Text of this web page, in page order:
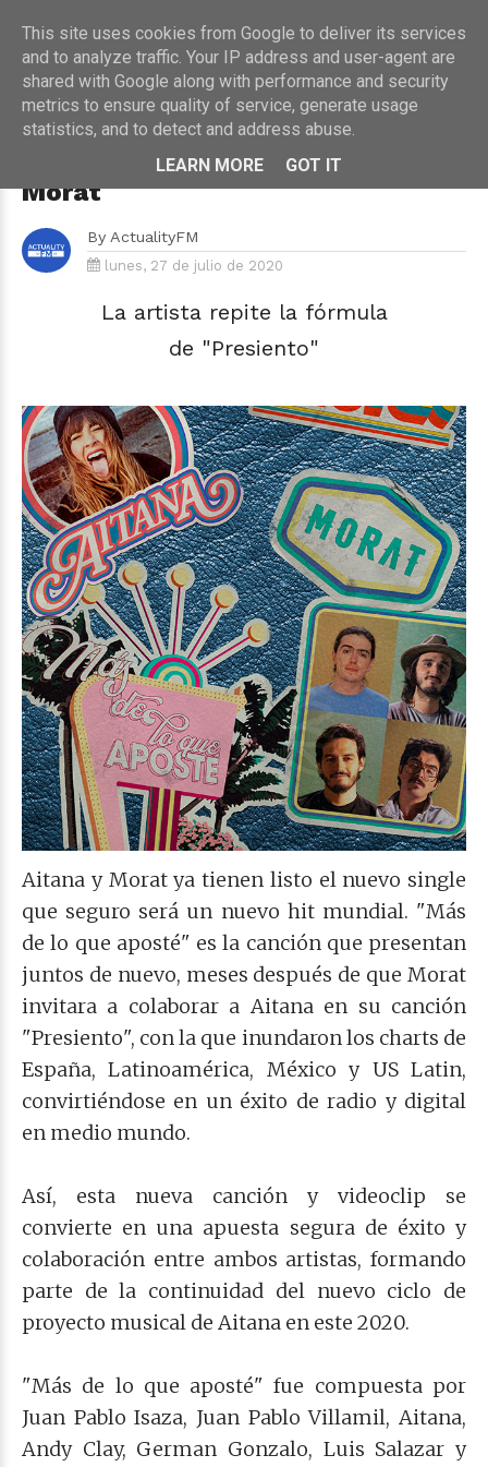
HOME›MÚSICA
Aitana anuncia "Más De Lo Que
Aposté", su nueva canción con
Morat
By ActualityFM
lunes, 27 de julio de 2020
La artista repite la fórmula
de "Presiento"
Aitana y Morat ya tienen listo el nuevo single
que seguro será un nuevo hit mundial. "Más
de lo que aposté" es la canción que presentan
juntos de nuevo, meses después de que Morat
invitara a colaborar a Aitana en su canción
"Presiento", con la que inundaron los charts de
España, Latinoamérica, México y US Latin,
convirtiéndose en un éxito de radio y digital
en medio mundo.
Así, esta nueva canción y videoclip se
convierte en una apuesta segura de éxito y
colaboración entre ambos artistas, formando
parte de la continuidad del nuevo ciclo de
proyecto musical de Aitana en este 2020.
"Más de lo que aposté" fue compuesta por
Juan Pablo Isaza, Juan Pablo Villamil, Aitana,
Andy Clay, German Gonzalo, Luis Salazar y
This site uses cookies from Google to deliver its services
and to analyze traffic. Your IP address and user-agent are
shared with Google along with performance and security
metrics to ensure quality of service, generate usage
statistics, and to detect and address abuse.
LEARN MORE
GOT IT